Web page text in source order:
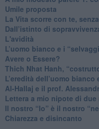
​Umile proposta
​La Vita scorre con te,
​Dall’istinto di
L'avidità
​L’uomo bianco e i
​Avere o Essere?
​Thich Nhat Hanh,
​L’eredità dell’uomo bianco
Al-Hallaj e il prof.
​Lettera a mio nipote di due
​Il nostro “Io” è il nostro
​Chiarezza e disincanto